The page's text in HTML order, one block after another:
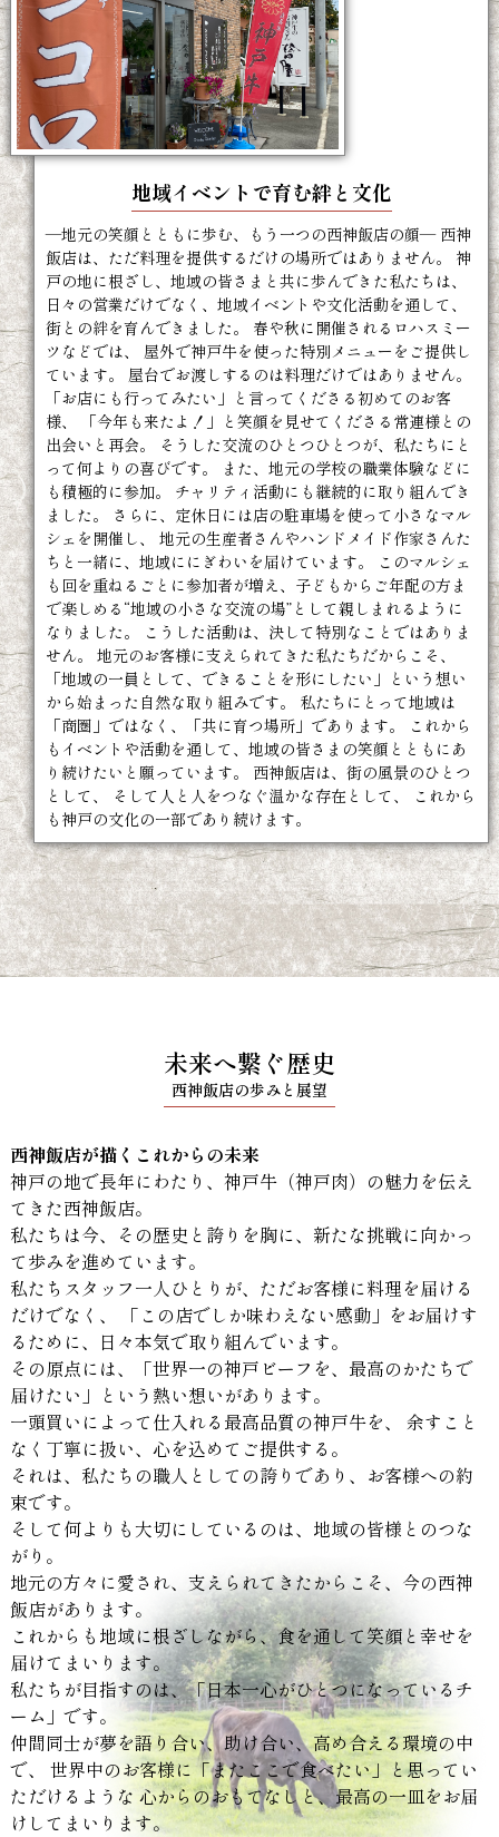
地域イベントで育む絆と文化
—地元の笑顔とともに歩む、もう一つの西神飯店の顔— 西神
飯店は、ただ料理を提供するだけの場所ではありません。 神
戸の地に根ざし、地域の皆さまと共に歩んできた私たちは、
日々の営業だけでなく、地域イベントや文化活動を通して、
街との絆を育んできました。 春や秋に開催されるロハスミー
ツなどでは、 屋外で神戸牛を使った特別メニューをご提供し
ています。 屋台でお渡しするのは料理だけではありません。
「お店にも行ってみたい」と言ってくださる初めてのお客
様、 「今年も来たよ！」と笑顔を見せてくださる常連様との
出会いと再会。 そうした交流のひとつひとつが、私たちにと
って何よりの喜びです。 また、地元の学校の職業体験などに
も積極的に参加。 チャリティ活動にも継続的に取り組んでき
ました。 さらに、定休日には店の駐車場を使って小さなマル
シェを開催し、 地元の生産者さんやハンドメイド作家さんた
ちと一緒に、地域ににぎわいを届けています。 このマルシェ
も回を重ねるごとに参加者が増え、子どもからご年配の方ま
で楽しめる“地域の小さな交流の場”として親しまれるように
なりました。 こうした活動は、決して特別なことではありま
せん。 地元のお客様に支えられてきた私たちだからこそ、
「地域の一員として、できることを形にしたい」という想い
から始まった自然な取り組みです。 私たちにとって地域は
「商圏」ではなく、「共に育つ場所」であります。 これから
もイベントや活動を通して、地域の皆さまの笑顔とともにあ
り続けたいと願っています。 西神飯店は、街の風景のひとつ
として、 そして人と人をつなぐ温かな存在として、 これから
も神戸の文化の一部であり続けます。
未来へ繋ぐ歴史
西神飯店の歩みと展望
西神飯店が描くこれからの未来
神戸の地で長年にわたり、神戸牛（神戸肉）の魅力を伝え
てきた西神飯店。
私たちは今、その歴史と誇りを胸に、新たな挑戦に向かっ
て歩みを進めています。
私たちスタッフ一人ひとりが、ただお客様に料理を届ける
だけでなく、
「この店でしか味わえない感動」をお届けす
るために、日々本気で取り組んでいます。
その原点には、「世界一の神戸ビーフを、最高のかたちで
届けたい」という熱い想いがあります。
一頭買いによって仕入れる最高品質の神戸牛を、
余すこと
なく丁寧に扱い、心を込めてご提供する。
それは、私たちの職人としての誇りであり、お客様への約
束です。
そして何よりも大切にしているのは、地域の皆様とのつな
がり。
地元の方々に愛され、支えられてきたからこそ、今の西神
飯店があります。
これからも地域に根ざしながら、食を通して笑顔と幸せを
届けてまいります。
私たちが目指すのは、「日本一心がひとつになっているチ
ーム」です。
仲間同士が夢を語り合い、助け合い、高め合える環境の中
で、
世界中のお客様に「またここで食べたい」と思ってい
ただけるような 心からのおもてなしと、最高の一皿をお届
けしてまいります。